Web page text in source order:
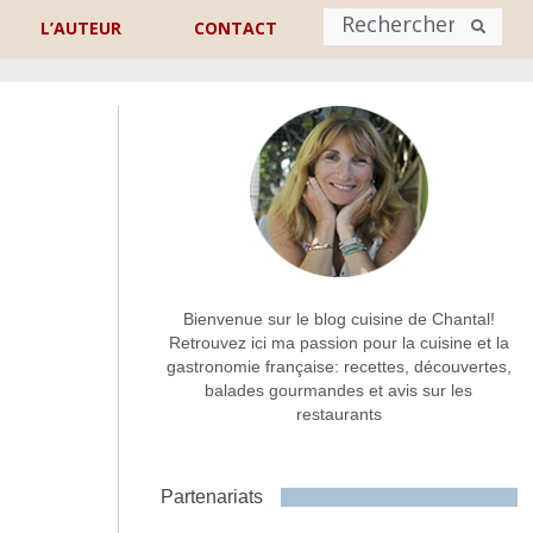
L’AUTEUR CONTACT
Nom
Commentaire ou message *
Bienvenue sur le blog cuisine de Chantal!
Retrouvez ici ma passion pour la cuisine et la
gastronomie française: recettes, découvertes,
balades gourmandes et avis sur les
restaurants
Partenariats